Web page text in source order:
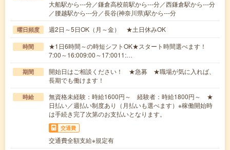
大船駅から---分／鎌倉高校前駅から---分／西鎌倉駅から---分
／腰越駅から---分／長谷(神奈川県)駅から---分
曜日頻度 週2日～5日OK（月～金） ★土日休みOK
時間
★1日6時間～の時短シフトOK★スタート時間選べます！
7:00～16:009:00～17:0011:…
期間
開始日はご相談ください！ ★急募 ★職場が気に入れば、
長期でも働けます！
時給
無資格未経験：時給1600円～ 経験者：時給1800円～ ★
日払い／週払い制度あり（月払いも選べます）※稼働開始時
は手続き完了次第のお支払いとなります。
交通費
交通費全額支給※規定有